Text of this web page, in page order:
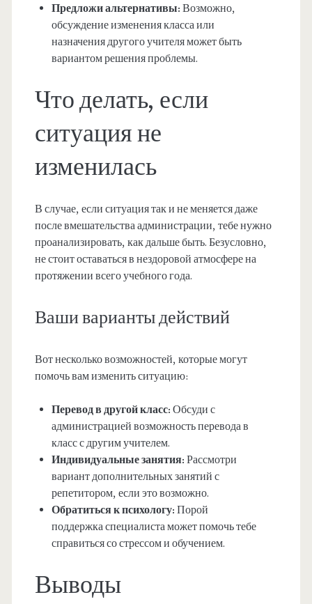
Предложи альтернативы: Возможно,
обсуждение изменения класса или
назначения другого учителя может быть
вариантом решения проблемы.
Что делать, если
ситуация не
изменилась
В случае, если ситуация так и не меняется даже
после вмешательства администрации, тебе нужно
проанализировать, как дальше быть. Безусловно,
не стоит оставаться в нездоровой атмосфере на
протяжении всего учебного года.
Ваши варианты действий
Вот несколько возможностей, которые могут
помочь вам изменить ситуацию:
Перевод в другой класс: Обсуди с
администрацией возможность перевода в
класс с другим учителем.
Индивидуальные занятия: Рассмотри
вариант дополнительных занятий с
репетитором, если это возможно.
Обратиться к психологу: Порой
поддержка специалиста может помочь тебе
справиться со стрессом и обучением.
Выводы